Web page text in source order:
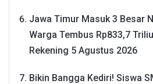
Jawa Timur Masuk 3 Besar
Warga Tembus Rp833,7
Rekening 5 Agustus 2026
Bikin Bangga Kediri! Siswa